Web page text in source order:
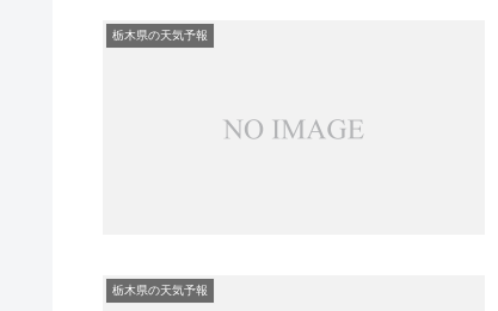
栃木県の天気予報
栃木県の天気予報